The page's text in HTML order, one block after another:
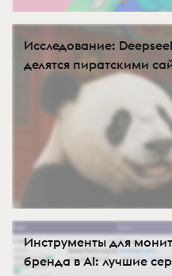
Исследование:
делятся пиратскими
Инструменты для
бренда в AI: лучшие